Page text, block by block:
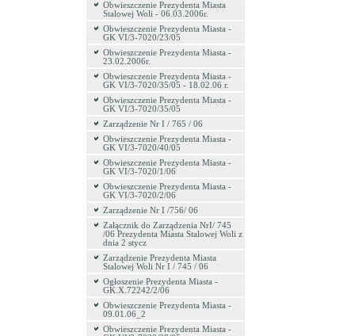
Obwieszczenie Prezydenta Miasta
Stalowej Woli - 06.03.2006r.
Obwieszczenie Prezydenta Miasta -
GK VI/3-7020/23/05
Obwieszczenie Prezydenta Miasta -
23.02.2006r.
Obwieszczenie Prezydenta Miasta -
GK VI/3-7020/35/05 - 18.02.06 r.
Obwieszczenie Prezydenta Miasta -
GK VI/3-7020/35/05
Zarządzenie Nr I / 765 / 06
Obwieszczenie Prezydenta Miasta -
GK VI/3-7020/40/05
Obwieszczenie Prezydenta Miasta -
GK VI/3-7020/1/06
Obwieszczenie Prezydenta Miasta -
GK VI/3-7020/2/06
Zarządzenie Nr I /756/ 06
Załącznik do Zarządzenia NrI/ 745
/06 Prezydenta Miasta Stalowej Woli z
dnia 2 stycz
Zarządzenie Prezydenta Miasta
Stalowej Woli Nr I / 745 / 06
Ogłoszenie Prezydenta Miasta -
GK.X.72242/2/06
Obwieszczenie Prezydenta Miasta -
09.01.06_2
Obwieszczenie Prezydenta Miasta -